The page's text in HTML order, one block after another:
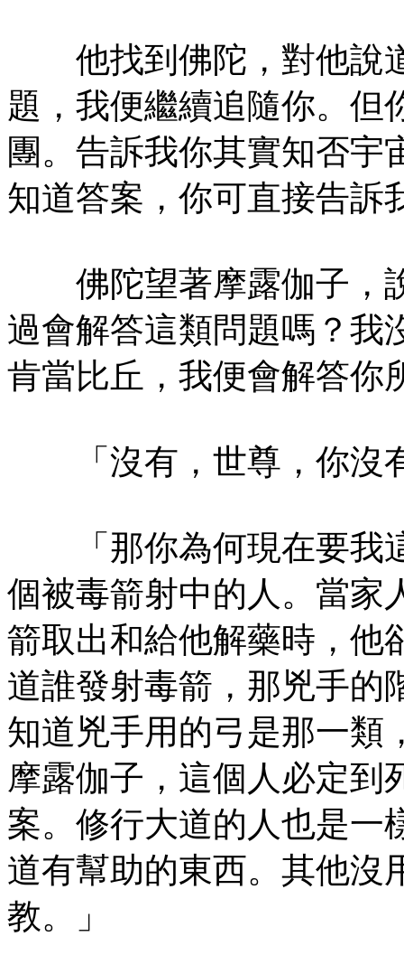
他找到佛陀，對他說
題，我便繼續追隨你。但
團。告訴我你其實知否宇
知道答案，你可直接告訴
佛陀望著摩露伽子，
過會解答這類問題嗎？我
肯當比丘，我便會解答你
「沒有，世尊，你沒
「那你為何現在要我
個被毒箭射中的人。當家
箭取出和給他解藥時，他
道誰發射毒箭，那兇手的
知道兇手用的弓是那一類
摩露伽子，這個人必定到
案。修行大道的人也是一
道有幫助的東西。其他沒
教。」